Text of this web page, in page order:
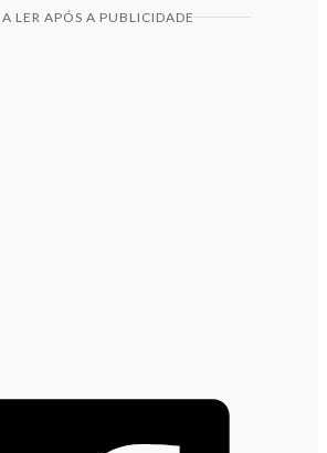
LER APÓS A PUBLICIDADE